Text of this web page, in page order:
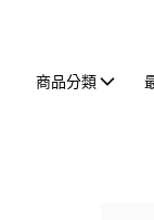
商品分類